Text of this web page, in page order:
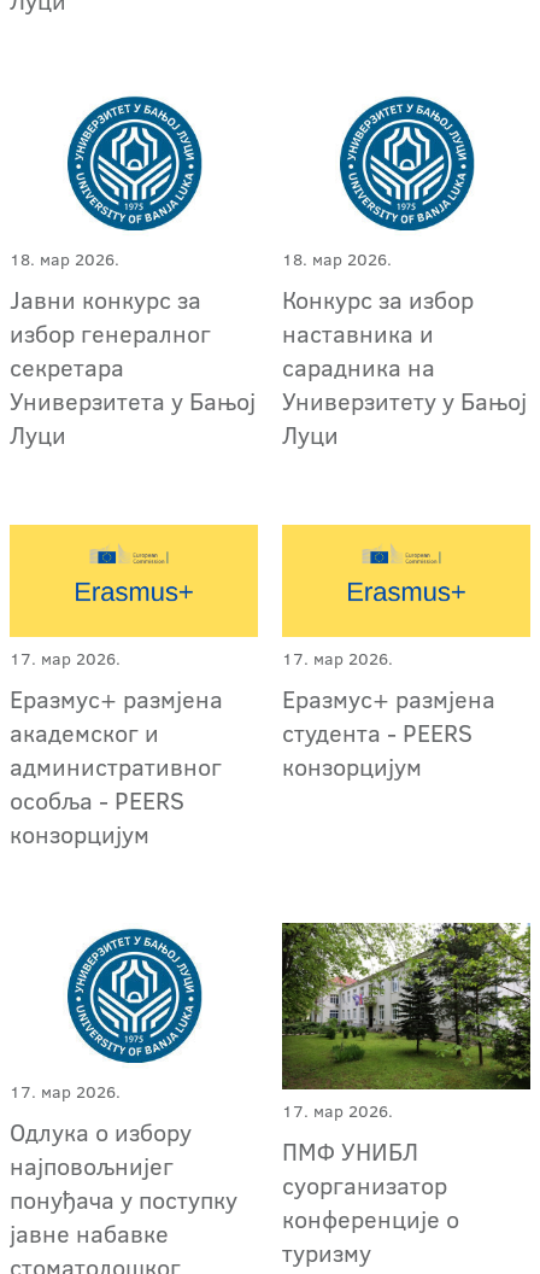
18. мар 2026.
Јавни конкурс за
избор генералног
секретара
Универзитета у Бањој
Луци
18. мар 2026.
Конкурс за избор
наставника и
сарадника на
Универзитету у Бањој
Луци
17. мар 2026.
Еразмус+ размјена
академског и
административног
особља - PEERS
конзорцијум
17. мар 2026.
Еразмус+ размјена
студента - PEERS
конзорцијум
17. мар 2026.
Одлука о избору
најповољнијег
понуђача у поступку
јавне набавке
стоматолошког
17. мар 2026.
ПМФ УНИБЛ
суорганизатор
конференције о
туризму